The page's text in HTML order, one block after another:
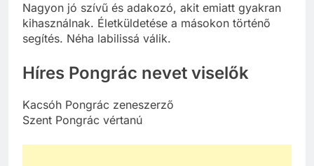
Nagyon jó szívű és adakozó, akit emiatt gyakran
kihasználnak. Életküldetése a másokon történő
segítés. Néha labilissá válik.
Híres Pongrác nevet viselők
Kacsóh Pongrác zeneszerző
Szent Pongrác vértanú